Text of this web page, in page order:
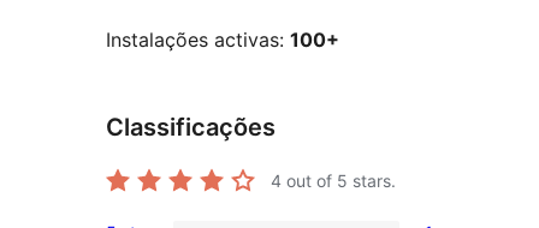
Instalações activas: 100+
Classificações
4 out of 5 stars.